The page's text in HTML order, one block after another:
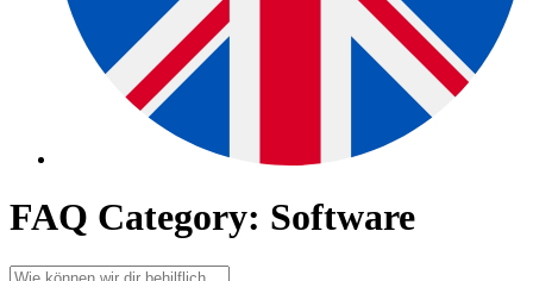
FAQ Category: Software